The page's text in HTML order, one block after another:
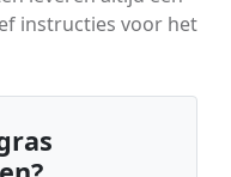
instructies voor het